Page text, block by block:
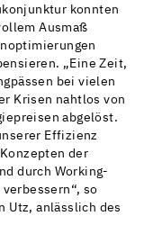
konnten
Ausmaß
„Eine Zeit,
bei vielen
Krisen nahtlos von
abgelöst.
Effizienz
der
durch Working-
so
Utz, anlässlich des